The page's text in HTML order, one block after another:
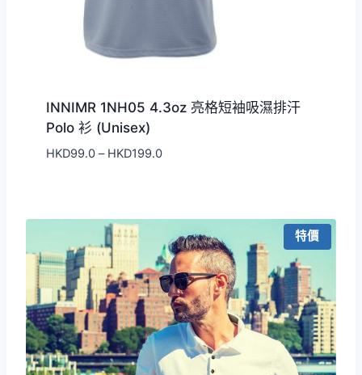
INNIMR 1NH05 4.3oz 亮格短袖吸濕排汗
Polo 衫 (Unisex)
HKD99.0 – HKD199.0價
到
HKD199.0
特價